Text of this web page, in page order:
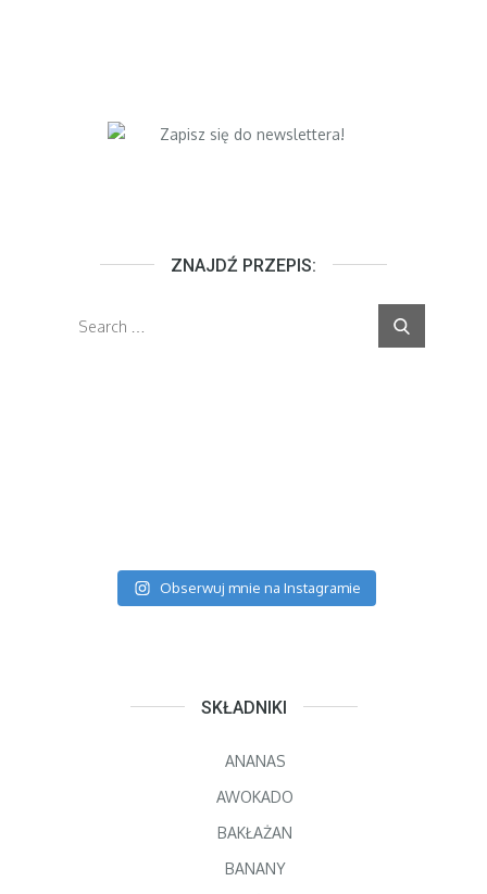
ZNAJDŹ PRZEPIS:
Search
Obserwuj mnie na Instagramie
SKŁADNIKI
ANANAS
AWOKADO
BAKŁAŻAN
BANANY